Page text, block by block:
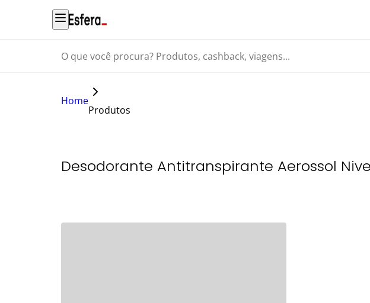
O que você procura? Produtos, cashback, viagens...
Home
Produtos
Desodorante Antitranspirante Aerossol